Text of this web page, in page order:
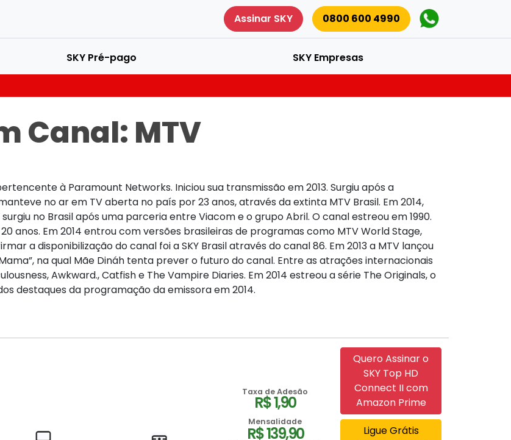
Assinar SKY 0800 600 4990
SKY Pré-pago SKY Empresas
Canal: MTV
à Paramount Networks. Iniciou sua transmissão em 2013. Surgiu após a
no ar em TV aberta no país por 23 anos, através da extinta MTV Brasil. Em 2014,
no Brasil após uma parceria entre Viacom e o grupo Abril. O canal estreou em 1990.
anos. Em 2014 entrou com versões brasileiras de programas como MTV World Stage,
a disponibilização do canal foi a SKY Brasil através do canal 86. Em 2013 a MTV lançou
na qual Mãe Dináh tenta prever o futuro do canal. Entre as atrações internacionais
Awkward., Catfish e The Vampire Diaries. Em 2014 estreou a série The Originals, o
destaques da programação da emissora em 2014.
Taxa de Adesão
R$ 1,90
Mensalidade
R$ 139,90
Quero Assinar o
SKY Top HD
Connect II com
Amazon Prime
Ligue Grátis